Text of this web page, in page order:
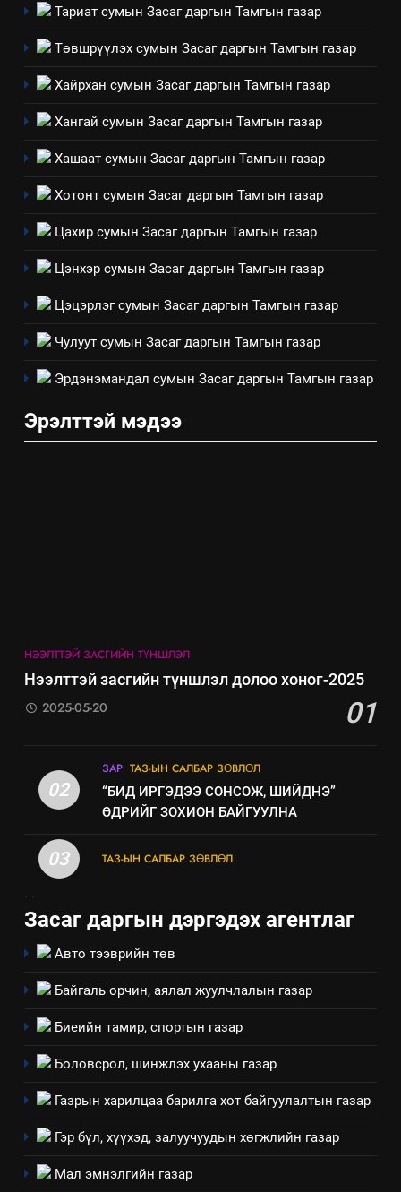
7
Үйл ажиллагаандаа мөрдөж
байгаа хууль тогтоомж
8
явуулж байгаа үйл ажиллагаа,
үйлдвэрлэл, үйлчилгээ,
ашиглаж байгаа техник,
технологийн хүн, мал, амьтны
үзүүлэх буюу үзүүлж байгаа
мэдээлэл
ИЛ ТОД БАЙДАЛ
Тариат сумын Засаг даргын Тамгын газар
Төвшрүүлэх сумын Засаг даргын Тамгын газар
Хайрхан сумын Засаг даргын Тамгын газар
Хангай сумын Засаг даргын Тамгын газар
Хашаат сумын Засаг даргын Тамгын газар
Хотонт сумын Засаг даргын Тамгын газар
Цахир сумын Засаг даргын Тамгын газар
Цэнхэр сумын Засаг даргын Тамгын газар
Цэцэрлэг сумын Засаг даргын Тамгын газар
Чулуут сумын Засаг даргын Тамгын газар
Эрдэнэмандал сумын Засаг даргын Тамгын газар
Эрэлттэй мэдээ
НЭЭЛТТЭЙ ЗАСГИЙН ТҮНШЛЭЛ
Нээлттэй засгийн түншлэл долоо хоног-2025
01
2025-05-20
02
ЗАР ТАЗ-ЫН САЛБАР ЗӨВЛӨЛ
“БИД ИРГЭДЭЭ СОНСОЖ, ШИЙДНЭ”
ӨДРИЙГ ЗОХИОН БАЙГУУЛНА
03 ТАЗ-ЫН САЛБАР ЗӨВЛӨЛ
. .
Засаг даргын дэргэдэх агентлаг
Авто тээврийн төв
Байгаль орчин, аялал жуулчлалын газар
Биеийн тамир, спортын газар
Боловсрол, шинжлэх ухааны газар
Газрын харилцаа барилга хот байгуулалтын газар
Гэр бүл, хүүхэд, залуучуудын хөгжлийн газар
Мал эмнэлгийн газар
“Шинэтгэлээр түүчээлсэн
салбар зөвлөл” аяны хүрээнд
Санхүүгийн тайланд хийсэн
аудитын дүгнэлт
7
байгаа хууль тогтоомж
8
явуулж байгаа үйл ажиллагаа,
үйлдвэрлэл, үйлчилгээ,
технологийн хүн, мал, амьтны
үзүүлэх буюу үзүүлж байгаа
нөлөөллийн талаарх
ИЛ ТОД БАЙДАЛ
Нээлттэй засгийн түншлэл
НЭЭЛТТЭЙ ЗАСГИЙН ТҮНШЛЭЛ